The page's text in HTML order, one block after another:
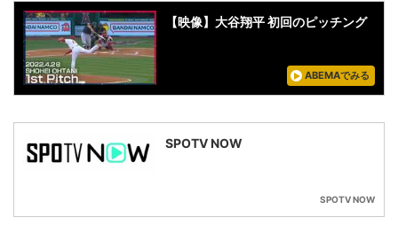
【映像】大谷翔平 初回のピッチング
ABEMAでみる
SPOTV NOW
SPOTV NOW